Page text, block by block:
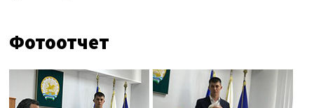
Фотоотчет